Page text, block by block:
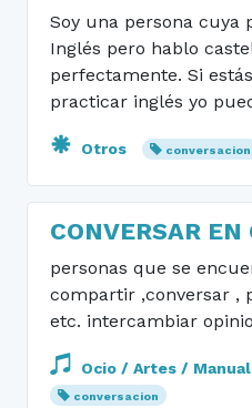
Soy una persona cuya
Inglés pero hablo
perfectamente. Si
practicar inglés yo
Otros conversacion
CONVERSAR EN
personas que se
compartir ,conversar ,
etc. intercambiar
Ocio / Artes /
conversacion